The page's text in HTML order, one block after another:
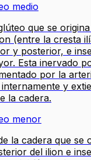
medio
que se
(entre la cresta
y posterior, e
Esta inervado
por la
y
la cadera.
menor
la cadera que se
del ilion e